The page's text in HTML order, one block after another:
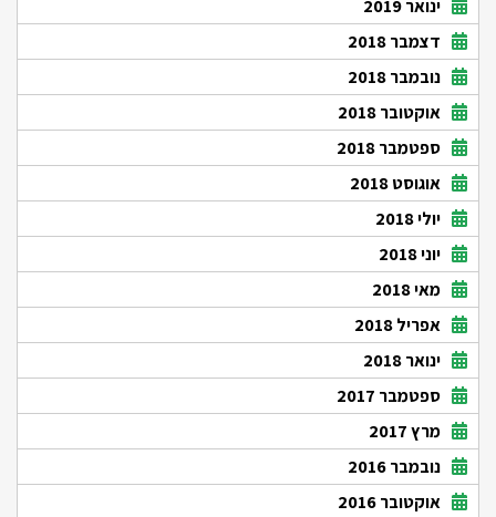
ינואר 2019
דצמבר 2018
נובמבר 2018
אוקטובר 2018
ספטמבר 2018
אוגוסט 2018
יולי 2018
יוני 2018
מאי 2018
אפריל 2018
ינואר 2018
ספטמבר 2017
מרץ 2017
נובמבר 2016
אוקטובר 2016